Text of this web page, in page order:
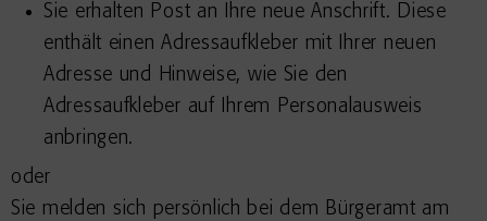
Sie erhalten Post an Ihre neue Anschrift. Diese
enthält einen Adressaufkleber mit Ihrer neuen
Adresse und Hinweise, wie Sie den
Adressaufkleber auf Ihrem Personalausweis
anbringen.
oder
Sie melden sich persönlich bei dem Bürgeramt am